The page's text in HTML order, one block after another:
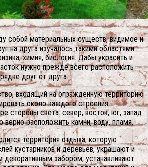
собой материальных существ, видимое и
на друга изучалось такими областями
химия, биология. Дабы украсить и
нужно прежде всего расположить
друг от друга.
входящий на огражденную территорию
около каждого строения.
стороны света: север, восток, юг, запад
расположить камни, воду, пламя.
территория отдыха, которую
кустарников и деревьев, украшают и
забором, устанавливают